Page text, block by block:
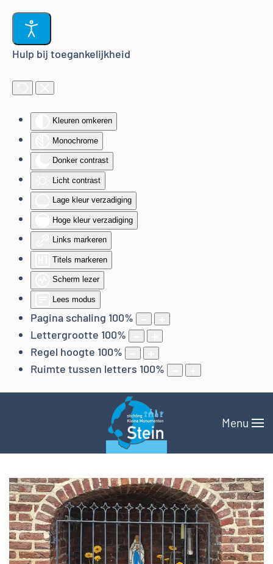
Hulp bij toegankelijkheid
Kleuren omkeren
Monochrome
Donker contrast
Licht contrast
Lage kleur verzadiging
Hoge kleur verzadiging
Links markeren
Titels markeren
Scherm lezer
Lees modus
Pagina schaling 100%
Lettergrootte 100%
Regel hoogte 100%
Ruimte tussen letters 100%
Terug naar hoofdinhoud
Menu